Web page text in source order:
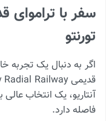
سفر با
تورنتو
اگر به‌ دنبال یک
فاصله دارد.